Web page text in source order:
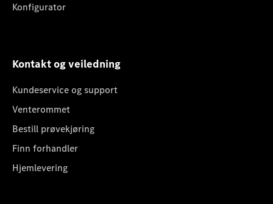
Konfigurator
Kontakt og veiledning
Kundeservice og support
Venterommet
Bestill prøvekjøring
Finn forhandler
Hjemlevering